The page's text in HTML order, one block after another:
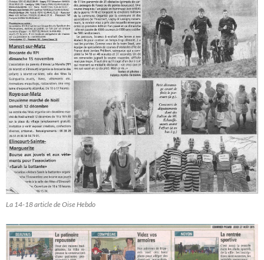
La 14-18 article de Oise Hebdo